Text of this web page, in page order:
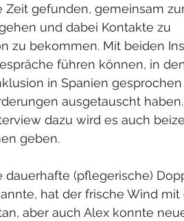
Zeit gefunden, gemeinsam
und dabei Kontakte zu
zu bekommen. Mit beiden
führen können, in
in Spanien
ausgetauscht haben.
dazu wird es auch
geben.
dauerhafte (pflegerische)
hat der frische Wind
aber auch Alex konnte